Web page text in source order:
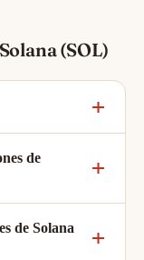
(SOL)
de
de Solana